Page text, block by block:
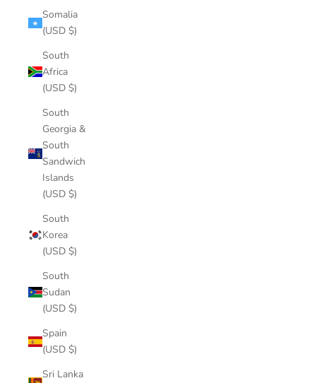
Somalia
(USD $)
South
Africa
(USD $)
South
Georgia &
South
Sandwich
Islands
(USD $)
South
Korea
(USD $)
South
Sudan
(USD $)
Spain
(USD $)
Sri Lanka